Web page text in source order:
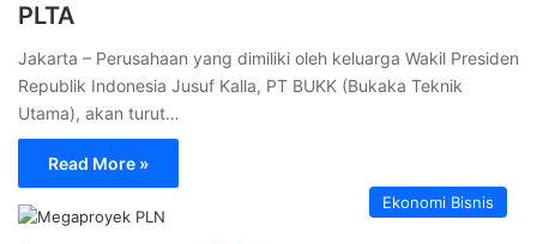
PLTA
Jakarta – Perusahaan yang dimiliki oleh keluarga Wakil Presiden
Republik Indonesia Jusuf Kalla, PT BUKK (Bukaka Teknik
Utama), akan turut…
Read More »
Ekonomi Bisnis